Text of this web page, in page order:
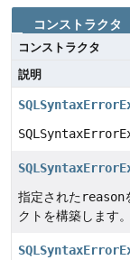
コンストラクタ
コンストラクタ
説明
指定されたreason
クトを構築します。